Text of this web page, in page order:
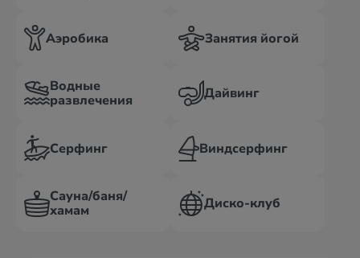
Аэробика Занятия йогой
Водные
развлечения
Дайвинг
Серфинг Виндсерфинг
Сауна/баня/
хамам
Диско-клуб